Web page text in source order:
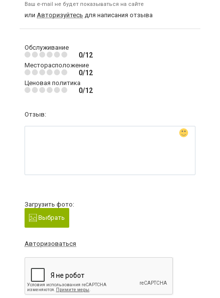
Ваш e-mail не будет показываться на сайте
или Авторизуйтесь для написания отзыва
Обслуживание
0/12
Месторасположение
0/12
Ценовая политика
0/12
Отзыв:
Загрузить фото:
Выбрать
Авторизоваться